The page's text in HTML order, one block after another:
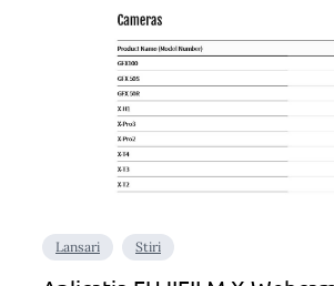
Lansari Stiri